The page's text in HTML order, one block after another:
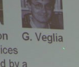
Award - 2006 г.
г.